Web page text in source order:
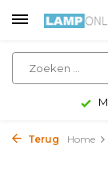
Terug Home